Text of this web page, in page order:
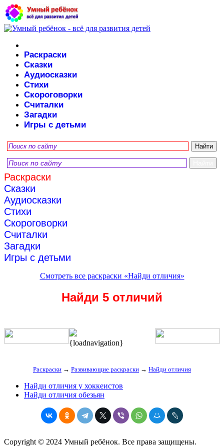
Раскраски
Сказки
Аудиосказки
Стихи
Скороговорки
Считалки
Загадки
Игры с детьми
Раскраски
Сказки
Аудиосказки
Стихи
Скороговорки
Считалки
Загадки
Игры с детьми
Смотреть все раскраски «Найди отличия»
Найди 5 отличий
{loadnavigation}
Раскраски → Развивающие раскраски → Найди отличия
Найди отличия у хоккеистов
Найди отличия обезьян
Copyright © 2024 Умный ребёнок. Все права защищены.